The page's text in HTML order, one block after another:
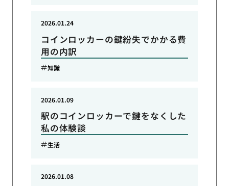
コインロッカーの鍵紛失でかかる費
用の内訳
2026.01.24
知識
駅のコインロッカーで鍵をなくした
私の体験談
2026.01.09
生活
2026.01.08